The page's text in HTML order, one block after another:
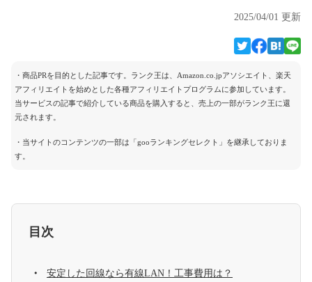
2025/04/01 更新
・商品PRを目的とした記事です。ランク王は、Amazon.co.jpアソシエイト、楽天
アフィリエイトを始めとした各種アフィリエイトプログラムに参加しています。
当サービスの記事で紹介している商品を購入すると、売上の一部がランク王に還
元されます。
・当サイトのコンテンツの一部は「gooランキングセレクト」を継承しておりま
す。
目次
安定した回線なら有線LAN！工事費用は？